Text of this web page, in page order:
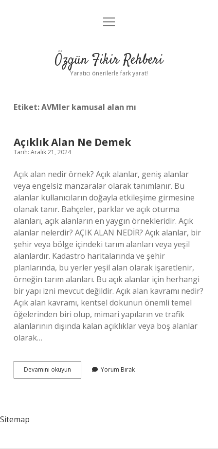
Gizlilik Politikası
Yasal Uyarı
menüyü
Özgün Fikir Rehberi
Yaratıcı önerilerle fark yarat!
Etiket:AVMler kamusal alan mı
Açıklık Alan Ne Demek
Tarih: Aralık 21, 2024
Açık alan nedir örnek? Açık alanlar, geniş alanlar
veya engelsiz manzaralar olarak tanımlanır. Bu
alanlar kullanıcıların doğayla etkileşime girmesine
olanak tanır. Bahçeler, parklar ve açık oturma
alanları, açık alanların en yaygın örnekleridir. Açık
alanlar nelerdir? AÇIK ALAN NEDİR? Açık alanlar, bir
şehir veya bölge içindeki tarım alanları veya yeşil
alanlardır. Kadastro haritalarında ve şehir
planlarında, bu yerler yeşil alan olarak işaretlenir,
örneğin tarım alanları. Bu açık alanlar için herhangi
bir yapı izni mevcut değildir. Açık alan kavramı nedir?
Açık alan kavramı, kentsel dokunun önemli temel
öğelerinden biri olup, mimari yapıların ve trafik
alanlarının dışında kalan açıklıklar veya boş alanlar
olarak…
Devamını okuyun
Alan
Yorum Bırak
Sitemap